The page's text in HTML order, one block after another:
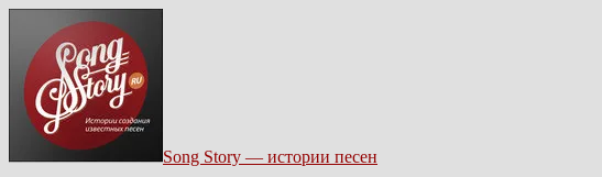
Song Story — истории песен